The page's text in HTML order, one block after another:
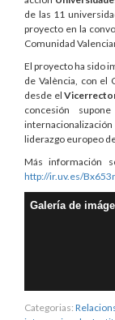
de las 11
proyecto en la
Comunidad
El proyecto ha sido
de València, con el
desde el
concesión
liderazgo europeo
Más información
http://ir.uv.es/
Galería de
Categorias: